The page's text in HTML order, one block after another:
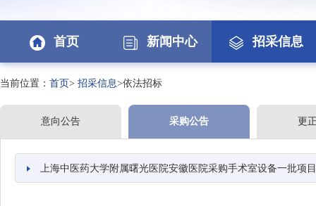
首页 新闻中心 招采信息
当前位置： 首页> 招采信息>依法招标
意向公告 采购公告 更
上海中医药大学附属曙光医院安徽医院采购手术室设备一批项